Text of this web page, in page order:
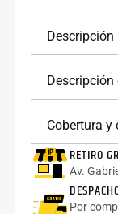
Descripción
Cobertura y
RETIRO
Av.
Por